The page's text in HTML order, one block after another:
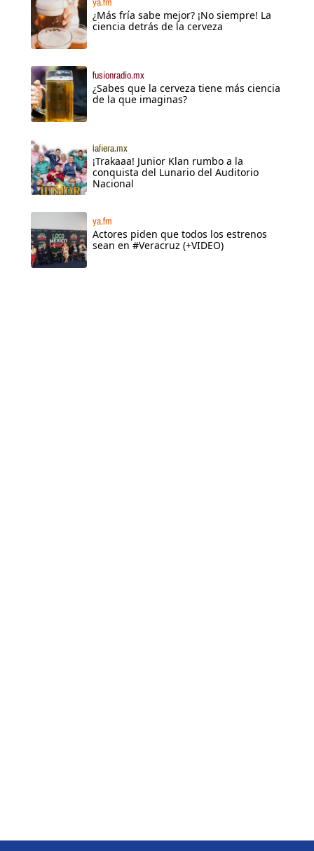
¿Más fría sabe mejor? ¡No siempre! La
ciencia detrás de la cerveza
fusionradio.mx
¿Sabes que la cerveza tiene más ciencia
de la que imaginas?
lafiera.mx
¡Trakaaa! Junior Klan rumbo a la
conquista del Lunario del Auditorio
Nacional
ya.fm
Actores piden que todos los estrenos
sean en #Veracruz (+VIDEO)